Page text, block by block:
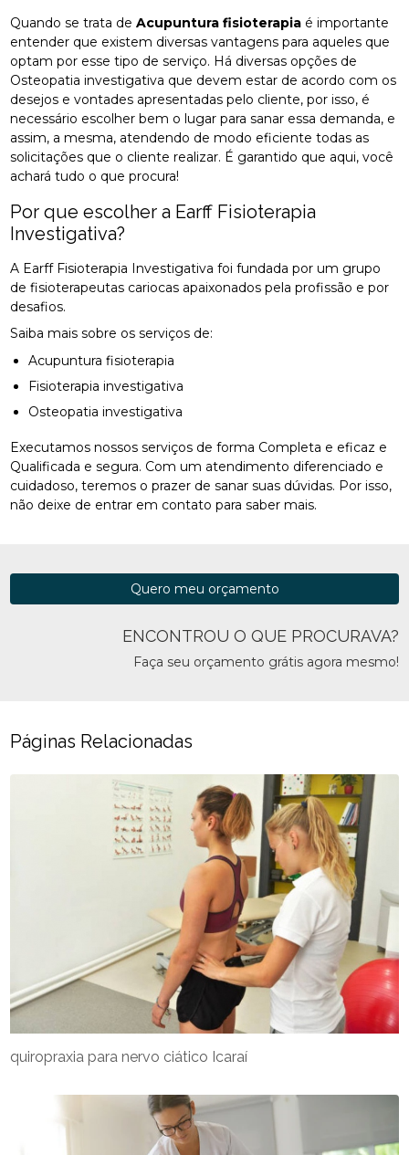
Quando se trata deAcupuntura fisioterapia é importante
entender que existem diversas vantagens para aqueles que
optam por esse tipo de serviço. Há diversas opções de
Osteopatia investigativa que devem estar de acordo com os
desejos e vontades apresentadas pelo cliente, por isso, é
necessário escolher bem o lugar para sanar essa demanda, e
assim, a mesma, atendendo de modo eficiente todas as
solicitações que o cliente realizar. É garantido que aqui, você
achará tudo o que procura!
Por que escolher a Earff Fisioterapia
Investigativa?
A Earff Fisioterapia Investigativa foi fundada por um grupo
de fisioterapeutas cariocas apaixonados pela profissão e por
desafios.
Saiba mais sobre os serviços de:
Acupuntura fisioterapia
Fisioterapia investigativa
Osteopatia investigativa
Executamos nossos serviços de forma Completa e eficaz e
Qualificada e segura. Com um atendimento diferenciado e
cuidadoso, teremos o prazer de sanar suas dúvidas. Por isso,
não deixe de entrar em contato para saber mais.
ENCONTROU O QUE PROCURAVA?
Faça seu orçamento grátis agora mesmo!
Quero meu orçamento
Páginas Relacionadas
quiropraxia para nervo ciático Icaraí